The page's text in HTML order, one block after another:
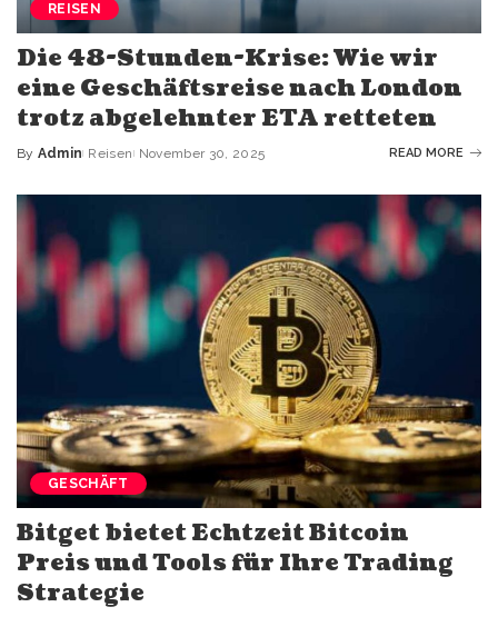
REISEN
Die 48-Stunden-Krise: Wie wir
eine Geschäftsreise nach London
trotz abgelehnter ETA retteten
By Admin Reisen November 30, 2025 READ MORE
GESCHÄFT
Bitget bietet Echtzeit Bitcoin
Preis und Tools für Ihre Trading
Strategie